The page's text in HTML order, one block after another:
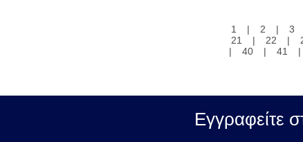
1 | 2 | 3
21
| 22 |
|
40 | 41 |
Εγγραφείτε